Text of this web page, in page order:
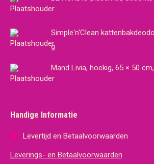
Simple'n'Clean
g
Mand Livia, hoekig, 65 × 50
Handige Informatie
Levertijd en Betaalvoorwaarden
Leverings- en Betaalvoorwaarden